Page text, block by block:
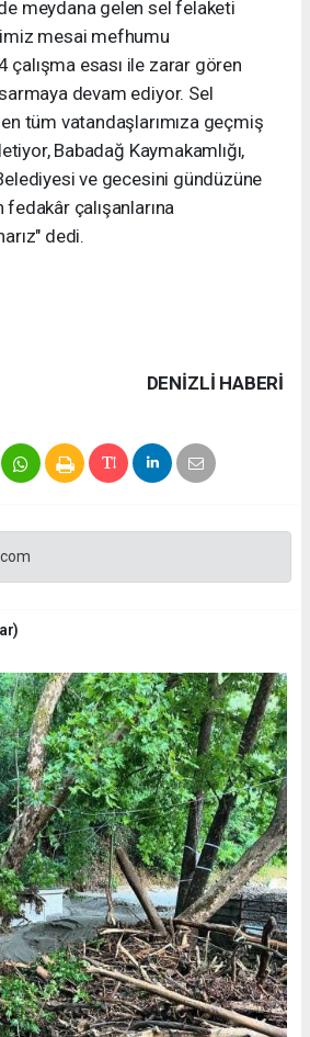
meydana gelen sel felaketi
mesai mefhumu
esası ile zarar gören
devam ediyor. Sel
tüm vatandaşlarımıza geçmiş
Babadağ Kaymakamlığı,
ve gecesini gündüzüne
çalışanlarına
dedi.
DENIZLI HABERİ